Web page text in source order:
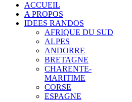
ACCUEIL
A PROPOS
IDEES RANDOS
AFRIQUE DU SUD
ALPES
ANDORRE
BRETAGNE
CHARENTE-
MARITIME
CORSE
ESPAGNE